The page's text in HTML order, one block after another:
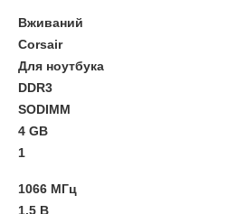
Вживаний
Corsair
Для ноутбука
DDR3
SODIMM
4 GB
1
1066 МГц
1.5 В